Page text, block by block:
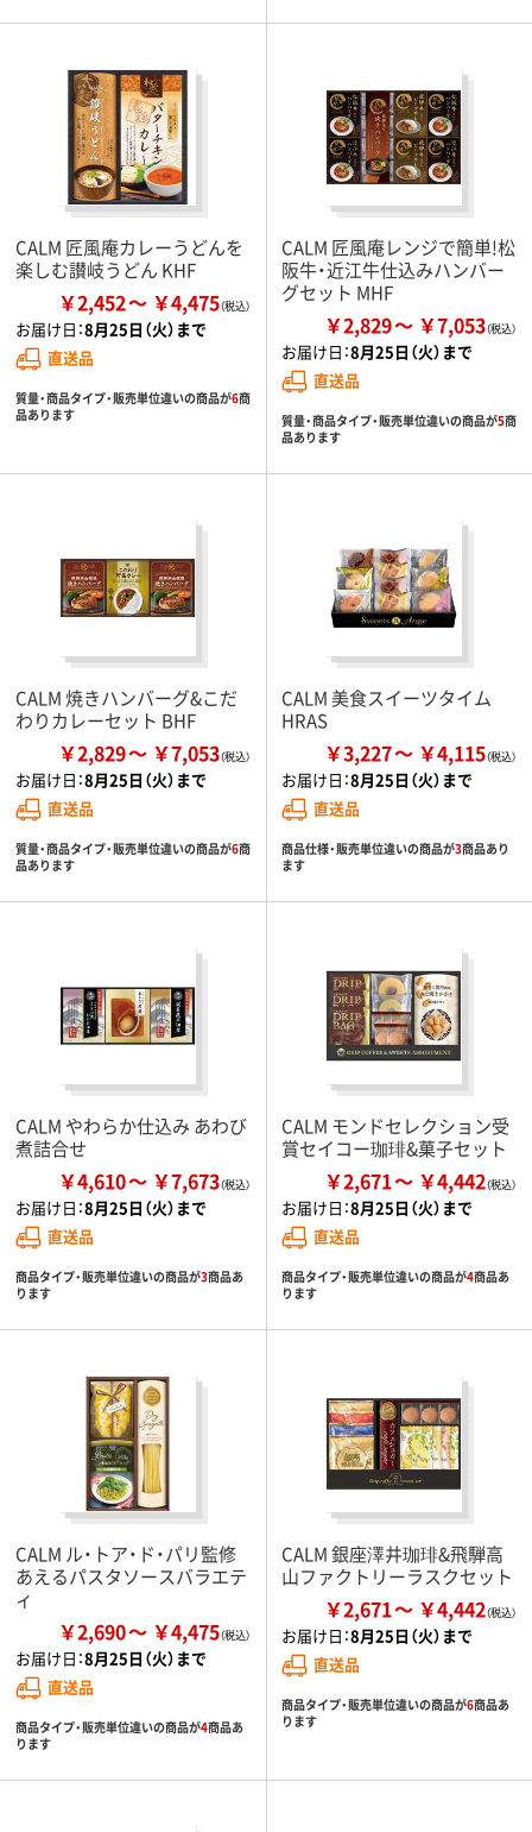
CALM 匠風庵カレーうどんを
楽しむ讃岐うどん KHF
￥2,452 ￥4,475
お届け日：8月25日（火）まで
直送品
質量・商品タイプ・販売単位違いの商品が6商
品あります
CALM 匠風庵レンジで簡単!松
阪牛・近江牛仕込みハンバー
グセット MHF
￥2,829 ￥7,053
お届け日：8月25日（火）まで
直送品
質量・商品タイプ・販売単位違いの商品が5商
品あります
CALM 焼きハンバーグ&こだ
わりカレーセット BHF
￥2,829 ￥7,053
お届け日：8月25日（火）まで
直送品
質量・商品タイプ・販売単位違いの商品が6商
品あります
CALM 美食スイーツタイム
HRAS
￥3,227 ￥4,115
お届け日：8月25日（火）まで
直送品
商品仕様・販売単位違いの商品が3商品あり
ます
CALM やわらか仕込み あわび
煮詰合せ
￥4,610 ￥7,673
お届け日：8月25日（火）まで
直送品
商品タイプ・販売単位違いの商品が3商品あ
ります
CALM モンドセレクション受
賞セイコー珈琲&菓子セット
￥2,671 ￥4,442
お届け日：8月25日（火）まで
直送品
商品タイプ・販売単位違いの商品が4商品あ
ります
CALM ル・トア・ド・パリ監修
あえるパスタソースバラエテ
ィ
￥2,690 ￥4,475
お届け日：8月25日（火）まで
直送品
商品タイプ・販売単位違いの商品が4商品あ
ります
CALM 銀座澤井珈琲&飛騨高
山ファクトリーラスクセット
￥2,671 ￥4,442
お届け日：8月25日（火）まで
直送品
商品タイプ・販売単位違いの商品が6商品あ
ります